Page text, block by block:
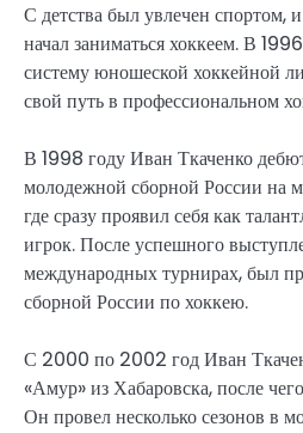
С детства был увлечен спортом,
начал заниматься хоккеем. В
систему юношеской хоккейной
свой путь в профессиональном
В 1998 году Иван Ткаченко
молодежной сборной России на
где сразу проявил себя как
игрок. После успешного
международных турнирах, был
сборной России по хоккею.
С 2000 по 2002 год Иван
«Амур» из Хабаровска, после
Он провел несколько сезонов в